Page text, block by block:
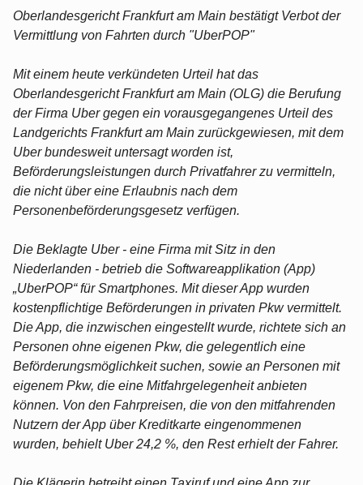
Oberlandesgericht Frankfurt am Main bestätigt Verbot der
Vermittlung von Fahrten durch "UberPOP"
Mit einem heute verkündeten Urteil hat das
Oberlandesgericht Frankfurt am Main (OLG) die Berufung
der Firma Uber gegen ein vorausgegangenes Urteil des
Landgerichts Frankfurt am Main zurückgewiesen, mit dem
Uber bundesweit untersagt worden ist,
Beförderungsleistungen durch Privatfahrer zu vermitteln,
die nicht über eine Erlaubnis nach dem
Personenbeförderungsgesetz verfügen.
Die Beklagte Uber - eine Firma mit Sitz in den
Niederlanden - betrieb die Softwareapplikation (App)
„UberPOP“ für Smartphones. Mit dieser App wurden
kostenpflichtige Beförderungen in privaten Pkw vermittelt.
Die App, die inzwischen eingestellt wurde, richtete sich an
Personen ohne eigenen Pkw, die gelegentlich eine
Beförderungsmöglichkeit suchen, sowie an Personen mit
eigenem Pkw, die eine Mitfahrgelegenheit anbieten
können. Von den Fahrpreisen, die von den mitfahrenden
Nutzern der App über Kreditkarte eingenommenen
wurden, behielt Uber 24,2 %, den Rest erhielt der Fahrer.